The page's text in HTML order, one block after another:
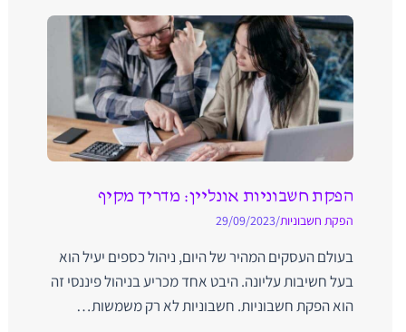
הפקת חשבוניות אונליין: מדריך מקיף
הפקת חשבוניות/
29/09/2023
בעולם העסקים המהיר של היום, ניהול כספים יעיל הוא
בעל חשיבות עליונה. היבט אחד מכריע בניהול פיננסי זה
הוא הפקת חשבוניות. חשבוניות לא רק משמשות…